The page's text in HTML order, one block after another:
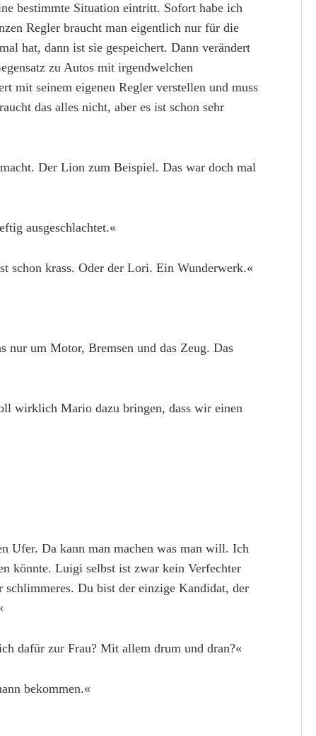
bestimmte Situation eintritt. Sofort habe ich
Regler braucht man eigentlich nur für die
hat, dann ist sie gespeichert. Dann verändert
zu Autos mit irgendwelchen
mit seinem eigenen Regler verstellen und muss
das alles nicht, aber es ist schon sehr
Der Lion zum Beispiel. Das war doch mal
ausgeschlachtet.«
schon krass. Oder der Lori. Ein Wunderwerk.«
nur um Motor, Bremsen und das Zeug. Das
wirklich Mario dazu bringen, dass wir einen
Ufer. Da kann man machen was man will. Ich
könnte. Luigi selbst ist zwar kein Verfechter
Du bist der einzige Kandidat, der
dafür zur Frau? Mit allem drum und dran?«
bekommen.«